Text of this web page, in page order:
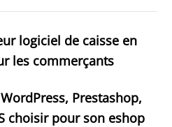
logiciel de caisse en
les commerçants
Prestashop,
choisir pour son eshop